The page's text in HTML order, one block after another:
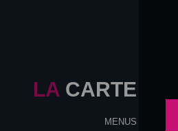
LA CARTE
MENUS